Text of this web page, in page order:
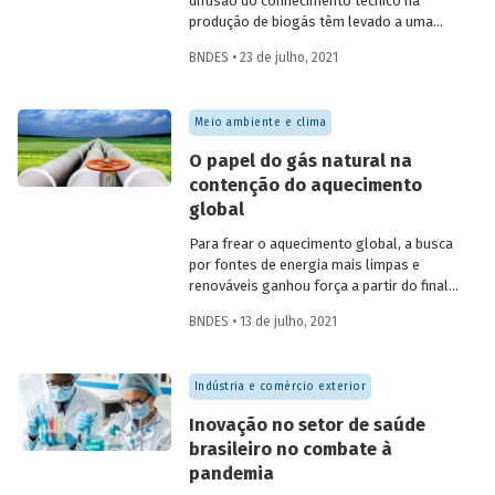
produção de biogás têm levado a uma
em operação e no volume produzido no
tímido diante do potencial de geração que
um país com um agronegócio tão
desenvolvido pode atingir. Entenda como
resíduos e efluentes das diferentes
atividades agropecuárias podem
contribuir para ampliar a geração de
BNDES • 23 de julho, 2021
Meio ambiente e clima
O papel do gás natural na
contenção do aquecimento
global
Para frear o aquecimento global, a busca
por fontes de energia mais limpas e
renováveis ganhou força a partir do final
mundial de redução das emissões de CO
energética segue crescendo, o gás
natural desponta como combustível
capaz de apoiar a transição para a
economia de baixo carbono, aproveitando
a infraestrutura já existente com menor
impacto ambiental do que outros
BNDES • 13 de julho, 2021
Indústria e comércio exterior
Inovação no setor de saúde
brasileiro no combate à
pandemia